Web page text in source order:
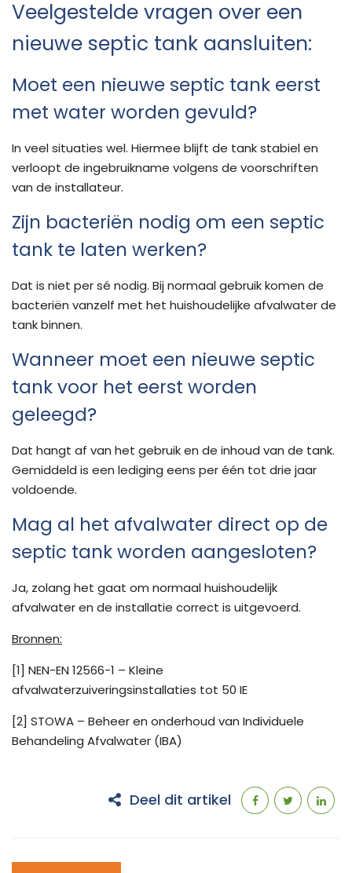
Veelgestelde vragen over een
nieuwe septic tank aansluiten:
Moet een nieuwe septic tank eerst
met water worden gevuld?
In veel situaties wel. Hiermee blijft de tank stabiel en
verloopt de ingebruikname volgens de voorschriften
van de installateur.
Zijn bacteriën nodig om een septic
tank te laten werken?
Dat is niet per sé nodig. Bij normaal gebruik komen de
bacteriën vanzelf met het huishoudelijke afvalwater de
tank binnen.
Wanneer moet een nieuwe septic
tank voor het eerst worden
geleegd?
Dat hangt af van het gebruik en de inhoud van de tank.
Gemiddeld is een lediging eens per één tot drie jaar
voldoende.
Mag al het afvalwater direct op de
septic tank worden aangesloten?
Ja, zolang het gaat om normaal huishoudelijk
afvalwater en de installatie correct is uitgevoerd.
Bronnen:
[1] NEN-EN 12566-1 – Kleine
afvalwaterzuiveringsinstallaties tot 50 IE
[2] STOWA – Beheer en onderhoud van Individuele
Behandeling Afvalwater (IBA)
Deel dit artikel